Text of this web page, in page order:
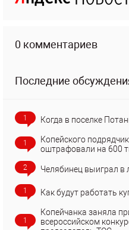
0 комментариев
Последние
1 Когда в поселке
1
Копейского
оштрафовали на 600
2 Челябинец выиграл в
1 Как будут работать
1
Копейчанка заняла
всероссийском